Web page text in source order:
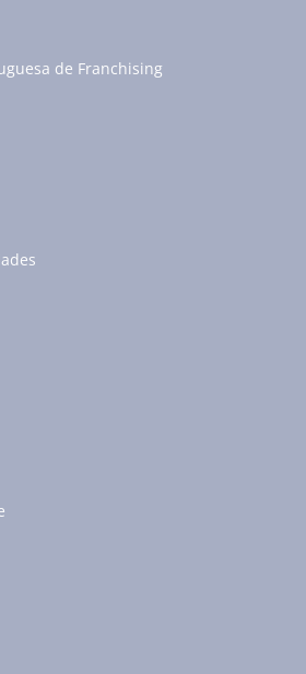
de Franchising